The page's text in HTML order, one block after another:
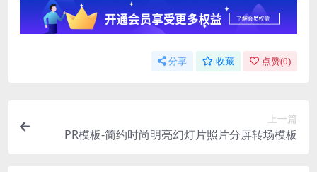
分享 收藏 点赞(0)
上一篇
PR模板-简约时尚明亮幻灯片照片分屏转场模板